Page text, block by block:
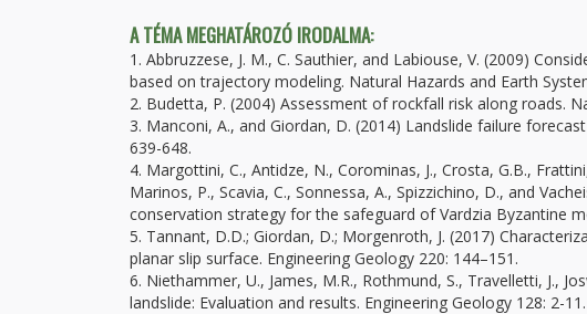
A TÉMA MEGHATÁROZÓ IRODALMA:
1. Abbruzzese, J. M., C. Sauthier, and Labiouse, V. (2009)
based on trajectory modeling. Natural Hazards and Earth
2. Budetta, P. (2004) Assessment of rockfall risk along roads.
3. Manconi, A., and Giordan, D. (2014) Landslide failure
639-648.
4. Margottini, C., Antidze, N., Corominas, J., Crosta, G.B.,
Marinos, P., Scavia, C., Sonnessa, A., Spizzichino, D., and
conservation strategy for the safeguard of Vardzia Byzantine
5. Tannant, D.D.; Giordan, D.; Morgenroth, J. (2017)
planar slip surface. Engineering Geology 220: 144–151.
6. Niethammer, U., James, M.R., Rothmund, S., Travelletti, J.,
landslide: Evaluation and results. Engineering Geology 128: 2-11.